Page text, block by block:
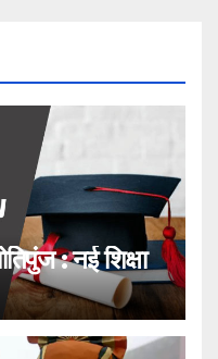
: नई शिक्षा